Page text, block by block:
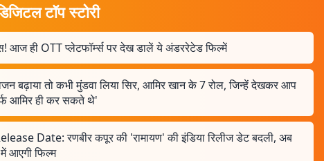
टॉप स्टोरी
आज ही OTT प्लेटफॉर्म्स पर देख डालें ये अंडररेटेड फिल्में
बढ़ाया तो कभी मुंडवा लिया सिर, आमिर खान के 7 रोल, जिन्हें देखकर आप
आमिर ही कर सकते थे'
Date: रणबीर कपूर की 'रामायण' की इंडिया रिलीज डेट बदली, अब
आएगी फिल्म